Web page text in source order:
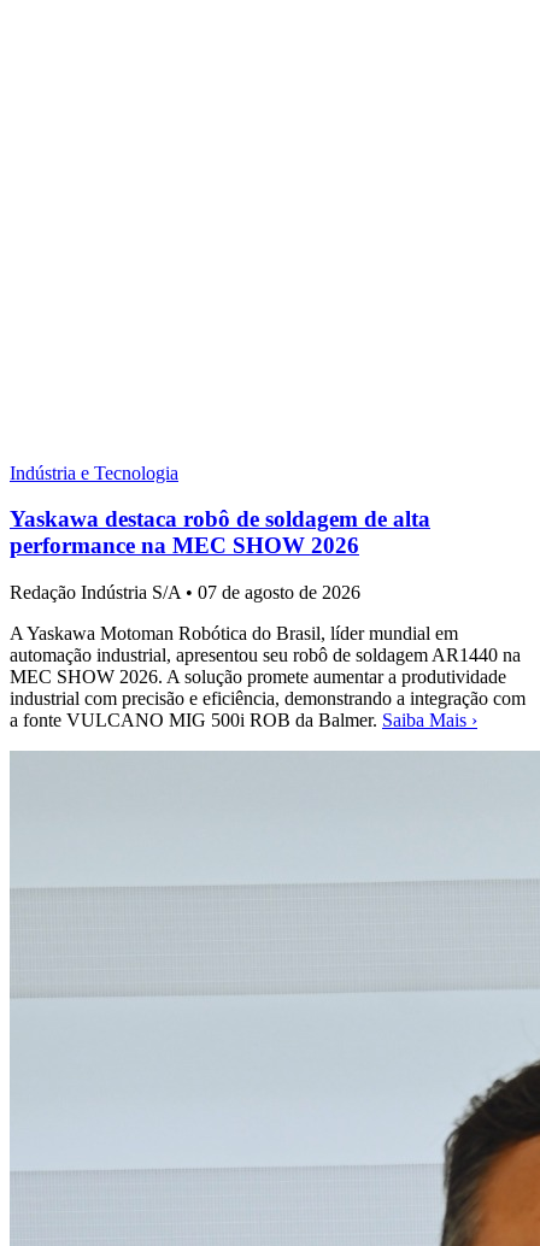
Indústria e Tecnologia
Yaskawa destaca robô de soldagem de alta
performance na MEC SHOW 2026
Redação Indústria S/A • 07 de agosto de 2026
A Yaskawa Motoman Robótica do Brasil, líder mundial em
automação industrial, apresentou seu robô de soldagem AR1440 na
MEC SHOW 2026. A solução promete aumentar a produtividade
industrial com precisão e eficiência, demonstrando a integração com
a fonte VULCANO MIG 500i ROB da Balmer. Saiba Mais ›